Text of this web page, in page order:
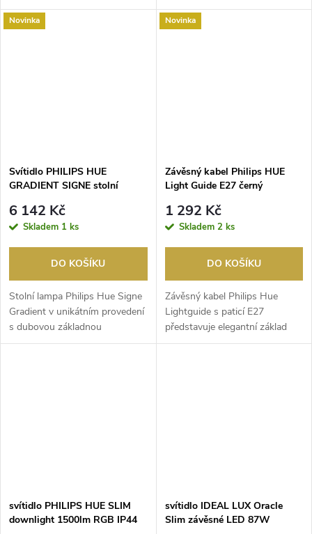
Tmavě bronzové provedení
dodává e...
složité algoritmy a umělo...
Novinka
Svítidlo PHILIPS HUE
GRADIENT SIGNE stolní
6 142 Kč
Skladem 1 ks
DO KOŠÍKU
Stolní lampa Philips Hue Signe
Gradient v unikátním provedení
s dubovou základnou
představuje vrchol...
Novinka
Závěsný kabel Philips HUE
Light Guide E27 černý
1 292 Kč
Skladem 2 ks
DO KOŠÍKU
Závěsný kabel Philips Hue
Lightguide s paticí E27
představuje elegantní základ
pro vytvoření designo...
svítidlo PHILIPS HUE SLIM
downlight 1500lm RGB IP44
svítidlo IDEAL LUX Oracle
Slim závěsné LED 87W